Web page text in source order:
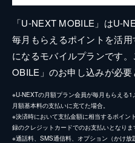
「U-NEXT MOBILE」はU-
毎月もらえるポイントを活
になるモバイルプランです
OBILE」のお申し込みが必要
※U-NEXTの月額プラン会員が毎月もらえる
月額基本料の支払いに充てた場合。
※決済時において支払金額に相当するポイン
録のクレジットカードでのお支払いとなりま
※通話料、SMS通信料、オプション（かけ放